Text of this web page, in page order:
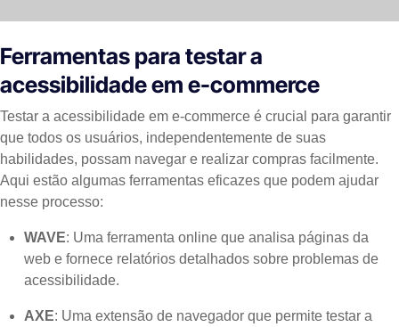
Ferramentas para testar a
acessibilidade em e-commerce
Testar a acessibilidade em e-commerce é crucial para garantir
que todos os usuários, independentemente de suas
habilidades, possam navegar e realizar compras facilmente.
Aqui estão algumas ferramentas eficazes que podem ajudar
nesse processo:
WAVE: Uma ferramenta online que analisa páginas da
web e fornece relatórios detalhados sobre problemas de
acessibilidade.
AXE: Uma extensão de navegador que permite testar a